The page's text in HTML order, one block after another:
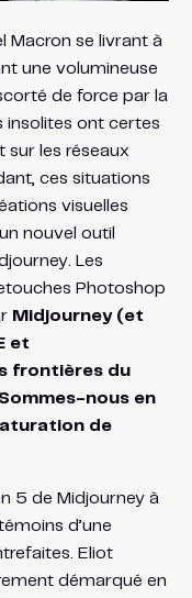
Macron se livrant à
une volumineuse
de force par la
insolites ont certes
sur les réseaux
ces situations
visuelles
nouvel outil
Les
Photoshop
Midjourney (et
et
frontières du
nous en
de
5 de Midjourney à
d’une
Eliot
démarqué en